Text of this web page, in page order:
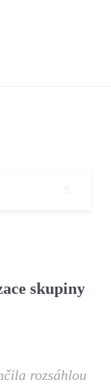
skupiny
rozsáhlou